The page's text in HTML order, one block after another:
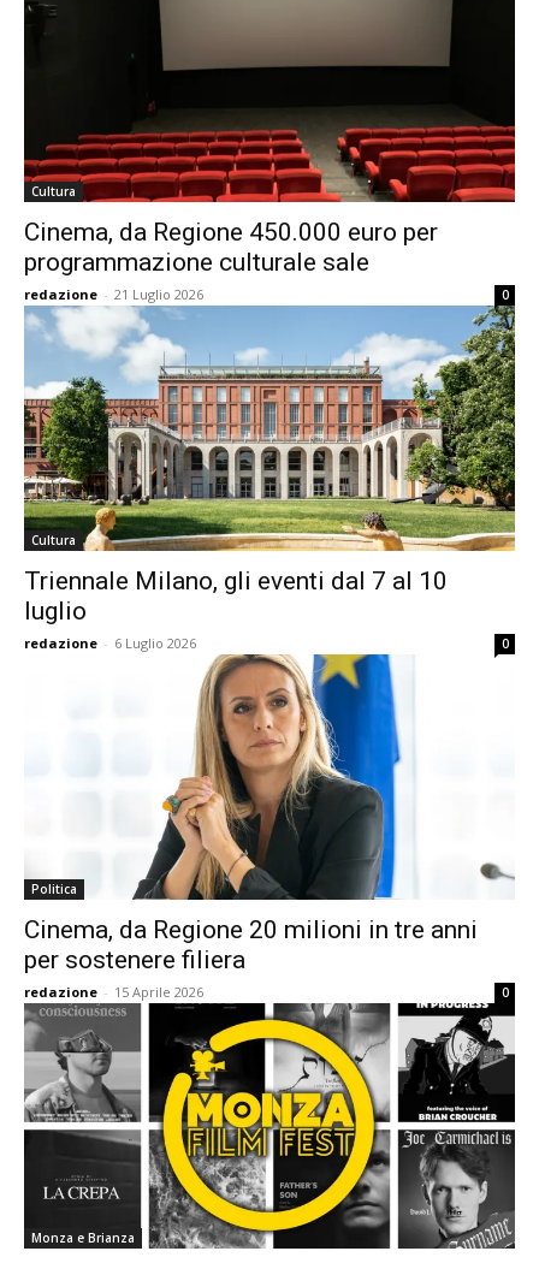
Cultura
Cinema, da Regione 450.000 euro per
programmazione culturale sale
redazione - 21 Luglio 2026 0
Cultura
Triennale Milano, gli eventi dal 7 al 10
luglio
redazione - 6 Luglio 2026 0
Politica
Cinema, da Regione 20 milioni in tre anni
per sostenere filiera
redazione - 15 Aprile 2026 0
Monza e Brianza